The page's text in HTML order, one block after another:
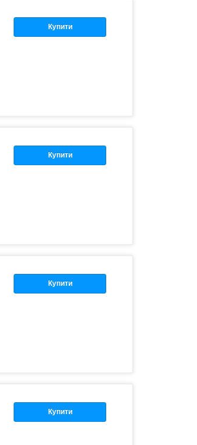
Купити
Купити
Купити
Купити